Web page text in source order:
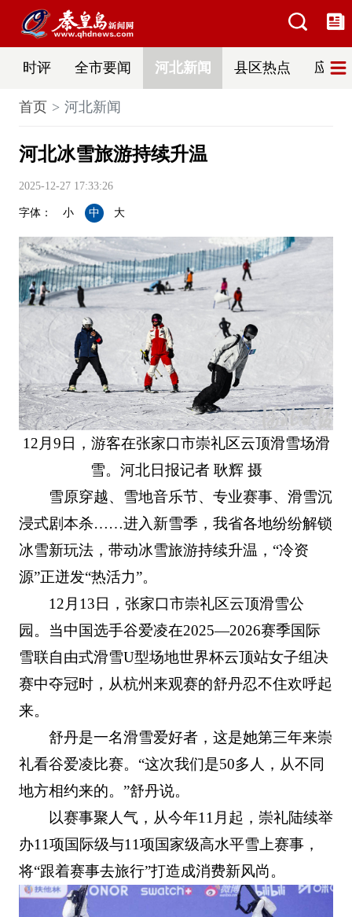
时评 全市要闻 河北新闻 县区热点 应急
首页 河北新闻
河北冰雪旅游持续升温
2025-12-27 17:33:26
字体： 小 中 大
12月9日，游客在张家口市崇礼区云顶滑雪场滑
雪。河北日报记者 耿辉 摄
雪原穿越、雪地音乐节、专业赛事、滑雪沉
浸式剧本杀……进入新雪季，我省各地纷纷解锁
冰雪新玩法，带动冰雪旅游持续升温，“冷资
源”正迸发“热活力”。
12月13日，张家口市崇礼区云顶滑雪公
园。当中国选手谷爱凌在2025—2026赛季国际
雪联自由式滑雪U型场地世界杯云顶站女子组决
赛中夺冠时，从杭州来观赛的舒丹忍不住欢呼起
来。
舒丹是一名滑雪爱好者，这是她第三年来崇
礼看谷爱凌比赛。“这次我们是50多人，从不同
地方相约来的。”舒丹说。
以赛事聚人气，从今年11月起，崇礼陆续举
办11项国际级与11项国家级高水平雪上赛事，
将“跟着赛事去旅行”打造成消费新风尚。